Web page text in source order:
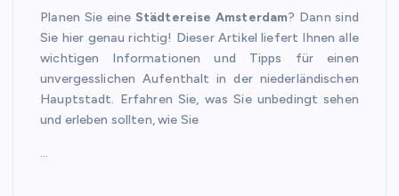
Planen Sie eine Städtereise Amsterdam? Dann sind
Sie hier genau richtig! Dieser Artikel liefert Ihnen alle
wichtigen Informationen und Tipps für einen
unvergesslichen Aufenthalt in der niederländischen
Hauptstadt. Erfahren Sie, was Sie unbedingt sehen
und erleben sollten, wie Sie
…